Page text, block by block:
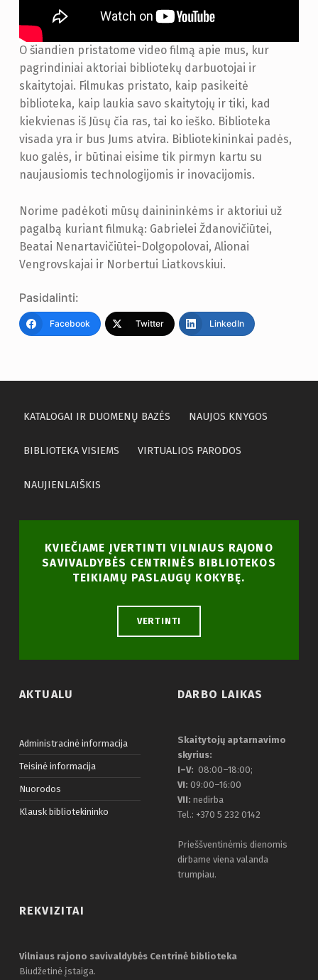
O šiandien pristatome video filmą apie mus, kur
pagrindiniai aktoriai bibliotekų darbuotojai ir
skaitytojai. Filmukas pristato, kaip pasikeitė
biblioteka, kaip laukia savo skaitytojų ir tiki, kad
kiekvienas iš Jūsų čia ras, tai ko ieško. Biblioteka
visada yra ir bus Jums atvira. Bibliotekininkai padės,
kuo galės, ir būtinai eisime tik pirmyn kartu su
naujausiomis technologijomis ir inovacijomis.
Norime padėkoti mūsų dainininkėms ir aktoriui už
pagalbą kuriant filmuką: Gabrielei Ždanovičiūtei,
Beatai Nenartavičiūtei-Dolgopolovai, Alionai
Vengrovskajai ir Norbertui Liatkovskiui.
Pasidalinti:
Facebook Twitter LinkedIn
KATALOGAI IR DUOMENŲ BAZĖS NAUJOS KNYGOS
BIBLIOTEKA VISIEMS VIRTUALIOS PARODOS
NAUJIENLAIŠKIS
KVIEČIAME ĮVERTINTI VILNIAUS RAJONO
SAVIVALDYBĖS CENTRINĖS BIBLIOTEKOS
TEIKIAMŲ PASLAUGŲ KOKYBĘ.
VERTINTI
AKTUALU
Administracinė informacija
Teisinė informacija
Nuorodos
Klausk bibliotekininko
DARBO LAIKAS
Skaitytojų aptarnavimo
skyrius:
I–V: 08:00–18:00;
VI: 09:00–16:00
VII: nedirba
Tel.: +370 5 232 0142
Prieššventinėmis dienomis
dirbame viena valanda
trumpiau.
REKVIZITAI
Vilniaus rajono savivaldybės Centrinė biblioteka
Biudžetinė įstaiga.